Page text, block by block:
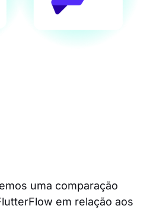
uma comparação
em relação aos